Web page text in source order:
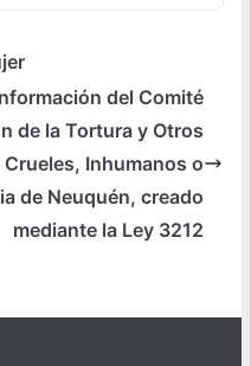
del Comité
de la Tortura y Otros
Inhumanos o
de Neuquén, creado
mediante la Ley 3212